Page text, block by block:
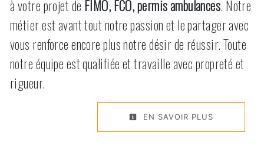
à votre projet de FIMO, FCO, permis ambulances. Notre
métier est avant tout notre passion et le partager avec
vous renforce encore plus notre désir de réussir. Toute
notre équipe est qualifiée et travaille avec propreté et
rigueur.
EN SAVOIR PLUS